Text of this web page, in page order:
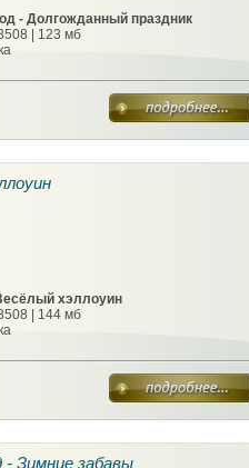
- Долгожданный праздник
| 123 мб
хэллоуин
| 144 мб
- Зимние забавы